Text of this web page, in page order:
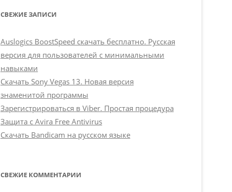
СВЕЖИЕ ЗАПИСИ
Auslogics BoostSpeed скачать бесплатно. Русская
версия для пользователей с минимальными
навыками
Скачать Sony Vegas 13. Новая версия
знаменитой программы
Зарегистрироваться в Viber. Простая процедура
Защита с Avira Free Antivirus
Скачать Bandicam на русском языке
СВЕЖИЕ КОММЕНТАРИИ